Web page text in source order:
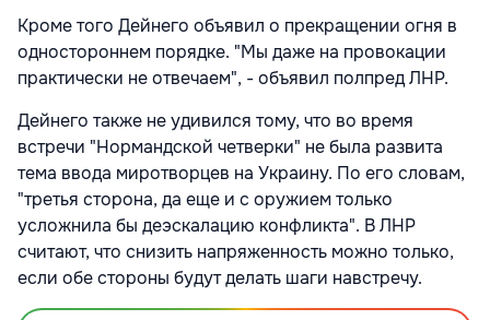
Кроме того Дейнего объявил о прекращении огня в
одностороннем порядке. "Мы даже на провокации
практически не отвечаем", - объявил полпред ЛНР.
Дейнего также не удивился тому, что во время
встречи "Нормандской четверки" не была развита
тема ввода миротворцев на Украину. По его словам,
"третья сторона, да еще и с оружием только
усложнила бы деэскалацию конфликта". В ЛНР
считают, что снизить напряженность можно только,
если обе стороны будут делать шаги навстречу.